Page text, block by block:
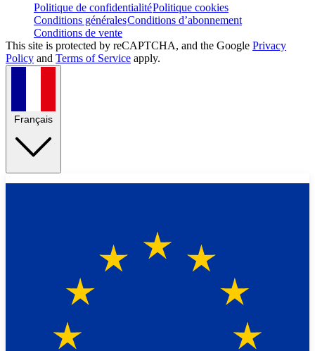
Politique de confidentialitéPolitique cookies
Conditions généralesConditions d’abonnement
Conditions de vente
This site is protected by reCAPTCHA, and the Google Privacy
Policy and Terms of Service apply.
Français